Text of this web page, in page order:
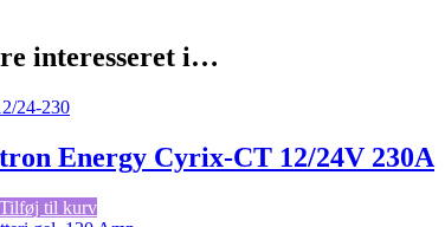
interesseret i…
Energy Cyrix-CT 12/24V 230A
Tilføj til kurv